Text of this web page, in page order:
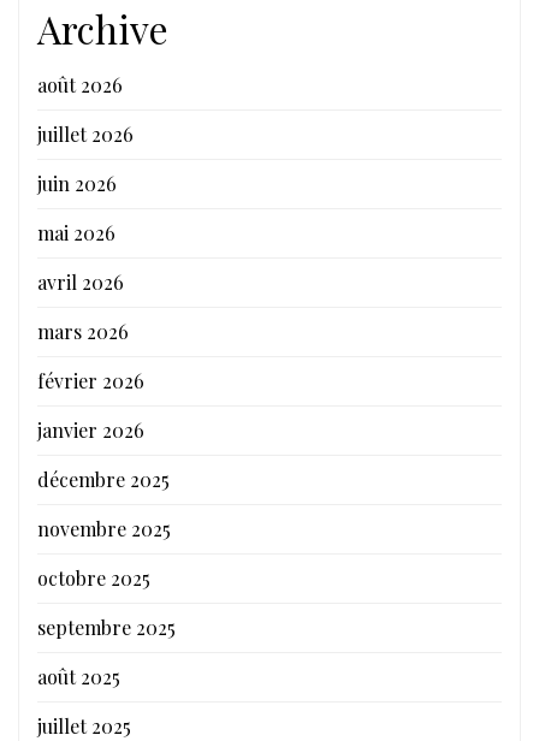
Archive
août 2026
juillet 2026
juin 2026
mai 2026
avril 2026
mars 2026
février 2026
janvier 2026
décembre 2025
novembre 2025
octobre 2025
septembre 2025
août 2025
juillet 2025